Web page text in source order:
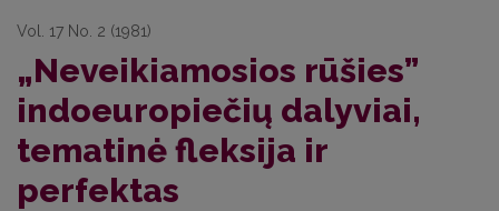
Vol. 17 No. 2 (1981)
„Neveikiamosios rūšies”
indoeuropiečių dalyviai,
tematinė fleksija ir
perfektas